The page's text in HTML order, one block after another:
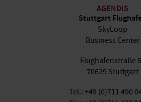
AGENDIS
Stuttgart
SkyLoop
Business Center
Flughafenstraße
70629 Stuttgart
Tel.: +49 (0)711 490